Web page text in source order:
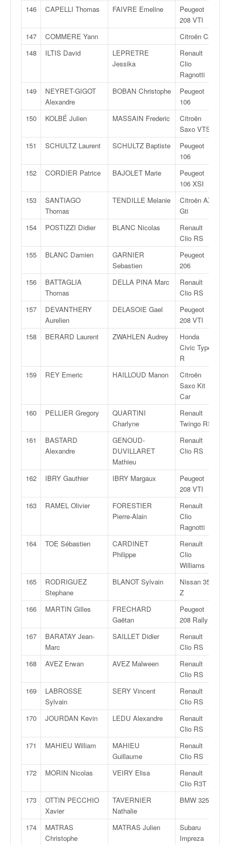
146 CAPELLI Thomas FAIVRE Emeline
Peugeot
208 VTI
147 COMMERE Yann Citroën C2
148
ILTIS David
LEPRETRE
Jessika
Renault
Clio
Ragnotti
149
NEYRET-GIGOT
Alexandre
BOBAN Christophe
Peugeot
106
150 KOLBÉ Julien MASSAIN Frederic
Citroën
Saxo VTS
151 SCHULTZ Laurent SCHULTZ Baptiste
Peugeot
106
152 CORDIER Patrice BAJOLET Marie
Peugeot
106 XSI
153
SANTIAGO
Thomas
TENDILLE Melanie
Citroën AX
Gti
154 POSTIZZI Didier BLANC Nicolas
Renault
Clio RS
155 BLANC Damien
GARNIER
Sebastien
Peugeot
206
156
BATTAGLIA
Thomas
DELLA PINA Marc
Renault
Clio RS
157
DEVANTHERY
Aurelien
DELASOIE Gael
Peugeot
208 VTI
158 BERARD Laurent ZWAHLEN Audrey
Honda
Civic Type
R
159 REY Emeric HAILLOUD Manon
Citroën
Saxo Kit
Car
160 PELLIER Gregory
QUARTINI
Charlyne
Renault
Twingo RS
161
BASTARD
Alexandre
GENOUD-
DUVILLARET
Mathieu
Renault
Clio RS
162 IBRY Gauthier IBRY Margaux
Peugeot
208 VTI
163 RAMEL Olivier
FORESTIER
Pierre-Alain
Renault
Clio
Ragnotti
164 TOE Sébastien
CARDINET
Philippe
Renault
Clio
Williams
165
RODRIGUEZ
Stephane
BLANOT Sylvain
Nissan 350
Z
166 MARTIN Gilles
FRECHARD
Gaëtan
Peugeot
208 Rally 4
167
BARATAY Jean-
Marc
SAILLET Didier
Renault
Clio RS
168 AVEZ Erwan AVEZ Malween
Renault
Clio RS
169
LABROSSE
Sylvain
SERY Vincent
Renault
Clio RS
170 JOURDAN Kevin LEDU Alexandre
Renault
Clio RS
171 MAHIEU William
MAHIEU
Guillaume
Renault
Clio RS
172 MORIN Nicolas VEIRY Elisa
Renault
Clio R3T
173
OTTIN PECCHIO
Xavier
TAVERNIER
Nathalie
BMW 325
174
MATRAS
Christophe
MATRAS Julien
Subaru
Impreza